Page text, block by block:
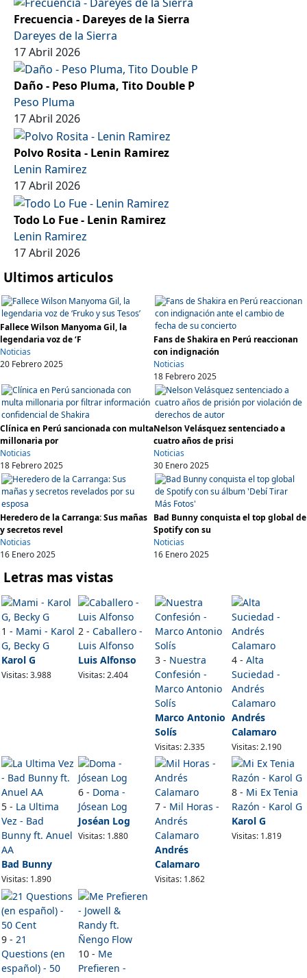
Frecuencia - Dareyes de la Sierra
Dareyes de la Sierra
17 Abril 2026
Daño - Peso Pluma, Tito Double P
Peso Pluma
17 Abril 2026
Polvo Rosita - Lenin Ramirez
Lenin Ramirez
17 Abril 2026
Todo Lo Fue - Lenin Ramirez
Lenin Ramirez
17 Abril 2026
Ultimos articulos
Fallece Wilson Manyoma Gil, la
legendaria voz de ‘F
Noticias
20 Febrero 2025
Fans de Shakira en Perú reaccionan
con indignación
Noticias
18 Febrero 2025
Clínica en Perú sancionada con multa
millonaria por
Noticias
18 Febrero 2025
Nelson Velásquez sentenciado a
cuatro años de prisi
Noticias
30 Enero 2025
Heredero de la Carranga: Sus mañas
y secretos revel
Noticias
16 Enero 2025
Bad Bunny conquista el top global de
Spotify con su
Noticias
16 Enero 2025
Letras mas vistas
1 - Mami - Karol
G, Becky G
Karol G
Visitas: 3.988
2 -Caballero -
Luis Alfonso
Luis Alfonso
Visitas: 2.404
3 - Nuestra
Confesión -
Marco Antonio
Solís
Marco Antonio
Solís
Visitas: 2.335
4 -Alta
Suciedad -
Andrés
Calamaro
Andrés
Calamaro
Visitas: 2.190
5 - La Ultima
Vez - Bad
Bunny ft. Anuel
AA
Bad Bunny
Visitas: 1.890
6 - Doma -
Jósean Log
Joséan Log
Visitas: 1.880
7 - Mil Horas -
Andrés
Calamaro
Andrés
Calamaro
Visitas: 1.862
8 - Mi Ex Tenia
Razón - Karol G
Karol G
Visitas: 1.819
9 -21
Questions (en
español) - 50
10 - Me
Prefieren -